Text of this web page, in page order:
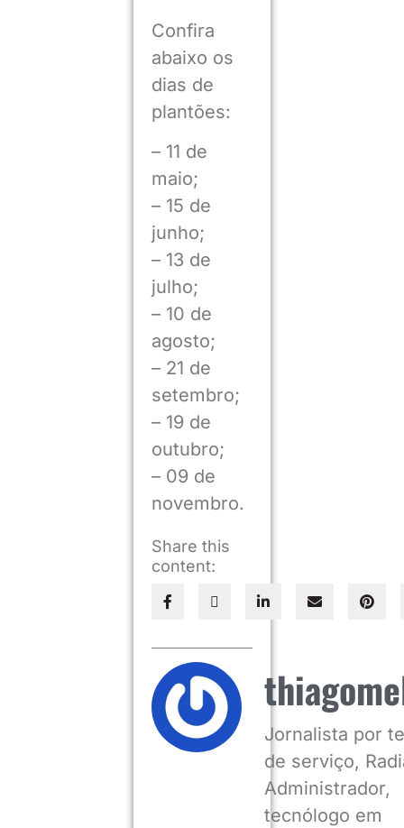
Confira
abaixo os
dias de
plantões:
– 11 de
maio;
– 15 de
junho;
– 13 de
julho;
– 10 de
agosto;
– 21 de
setembro;
– 19 de
outubro;
– 09 de
novembro.
Share this
content:
Jornalista por
de serviço,
Administrador,
tecnólogo em